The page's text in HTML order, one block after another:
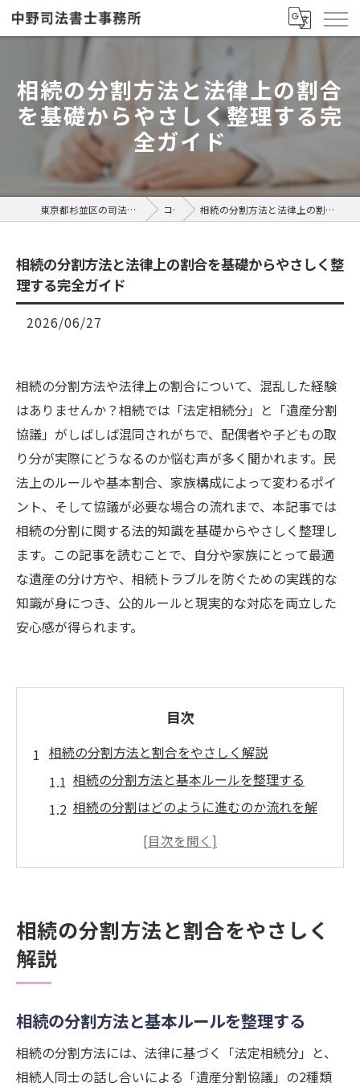
相続の分割方法と法律上の割合
を基礎からやさしく整理する完
全ガイド
東京都杉並区の司法書士なら中野司法書士事務所 コラム 相続の分割方法と法律上の割合を基礎からやさしく整理する完全ガイド
相続の分割方法と法律上の割合を基礎からやさしく整
理する完全ガイド
2026/06/27
相続の分割方法や法律上の割合について、混乱した経験
はありませんか？相続では「法定相続分」と「遺産分割
協議」がしばしば混同されがちで、配偶者や子どもの取
り分が実際にどうなるのか悩む声が多く聞かれます。民
法上のルールや基本割合、家族構成によって変わるポイ
ント、そして協議が必要な場合の流れまで、本記事では
相続の分割に関する法的知識を基礎からやさしく整理し
ます。この記事を読むことで、自分や家族にとって最適
な遺産の分け方や、相続トラブルを防ぐための実践的な
知識が身につき、公的ルールと現実的な対応を両立した
安心感が得られます。
目次
相続の分割方法と割合をやさしく解説
相続の分割方法と基本ルールを整理する
相続の分割はどのように進むのか流れを解
解
法定相続分と遺産分割の違いを整理
説
相続で知っておきたい法定割合の基本知識
遺産分割と相続の違いを具体例で理解する
相続の分割方法と割合をやさしく
解説
相続の分割方法と基本ルールを整理する
相続の分割方法には、法律に基づく「法定相続分」と、
相続人同士の話し合いによる「遺産分割協議」の2種類